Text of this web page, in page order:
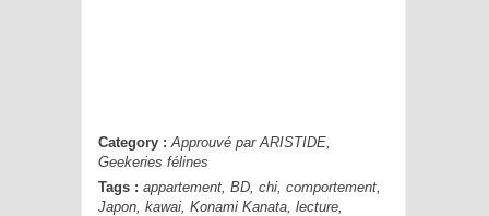
Category : Approuvé par ARISTIDE
Geekeries félines
Tags : appartement BD chi comportement
Japon kawai Konami Kanata lecture